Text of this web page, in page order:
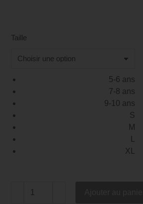
Taille
5-6 ans
7-8 ans
9-10 ans
S
M
XL